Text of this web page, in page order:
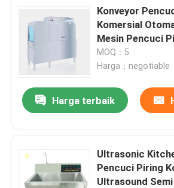
Konveyor
Komersial
Mesin Pencuci
Energi
MOQ：5
Harga：negotiable
Harga terbaik
Ultrasonic
Pencuci Piring
Ultrasound